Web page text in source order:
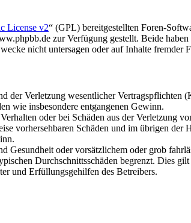
License v2“ (GPL) bereitgestellten Foren-
zur Verfügung gestellt. Beide
nicht untersagen oder auf Inhalte fremder
Verletzung wesentlicher Vertragspflichten
wie insbesondere entgangenen Gewinn.
oder bei Schäden aus der Verletzung
vorhersehbaren Schäden und im übrigen der
oder vorsätzlichem oder grob
Durchschnittsschäden begrenzt. Dies
und Erfüllungsgehilfen des Betreibers.